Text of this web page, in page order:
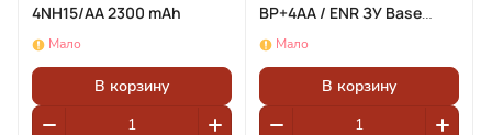
4NH15/AA 2300 mAh
Мало
В корзину
BP+4AA / ENR ЗУ Base
Charger +4АА (блистер
Мало
В корзину